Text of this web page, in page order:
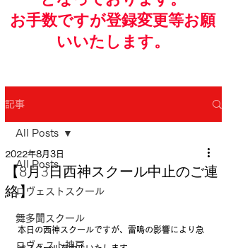
お手数ですが​登録変更等お願
いいたします。
記事
All Posts
ロヴェストスクール
舞多聞スクール
ロヴェスト神戸
All Posts
【8月3日西神スクール中止のご連
絡】
2022年8月3日
本日の西神スクールですが、雷鳴の影響により急